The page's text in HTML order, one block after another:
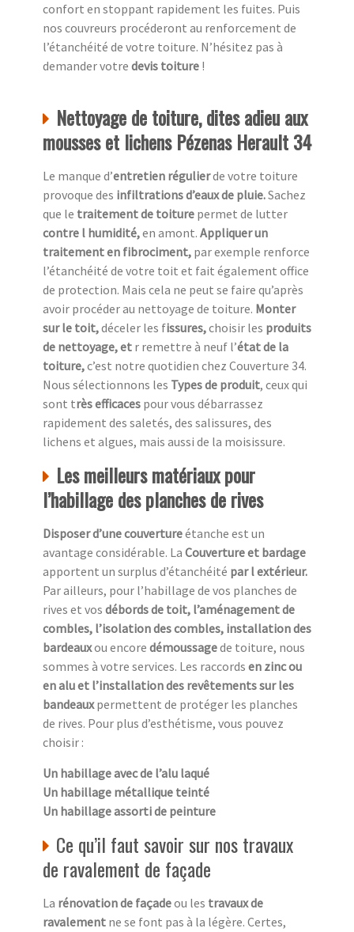
confort en stoppant rapidement les fuites. Puis
nos couvreurs procéderont au renforcement de
l’étanchéité de votre toiture. N’hésitez pas à
demander votre devis toiture !
Nettoyage de toiture, dites adieu aux
mousses et lichens Pézenas Herault 34
Le manque d’entretien régulierde votre toiture
provoque des infiltrations d’eaux de pluie.Sachez
que le traitement de toiture permet de lutter
contre l humidité,en amont. Appliquer un
traitement en fibrociment, par exemple renforce
l’étanchéité de votre toit et fait également office
de protection. Mais cela ne peut se faire qu’après
avoir procéder au nettoyage de toiture. Monter
sur le toit,déceler les fissures,choisir les produits
de nettoyage, et r remettre à neuf l’état de la
toiture,c’est notre quotidien chez Couverture 34.
Nous sélectionnons les Types de produit, ceux qui
sont très efficaces pour vous débarrassez
rapidement des saletés, des salissures, des
lichens et algues, mais aussi de la moisissure.
Les meilleurs matériaux pour
l’habillage des planches de rives
Disposer d’une couvertureétanche est un
avantage considérable. La Couverture et bardage
apportent un surplus d’étanchéité par l extérieur.
Par ailleurs, pour l’habillage de vos planches de
rives et vos débords de toit, l’aménagement de
combles, l’isolation des combles, installation des
bardeauxou encore démoussagede toiture, nous
sommes à votre services. Les raccords en zinc ou
en alu et l’installation des revêtements sur les
bandeauxpermettent de protéger les planches
de rives. Pour plus d’esthétisme, vous pouvez
choisir :
Un habillage avec de l’alu laqué
Un habillage métallique teinté
Un habillage assorti de peinture
Ce qu’il faut savoir sur nos travaux
de ravalement de façade
La rénovation de façadeou les travaux de
ravalement ne se font pas à la légère. Certes,